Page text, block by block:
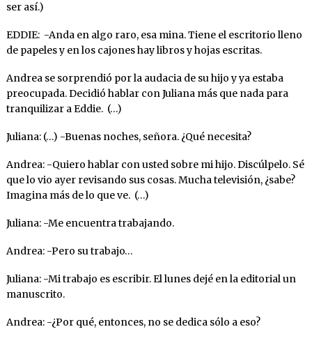
ser así.)
EDDIE: -Anda en algo raro, esa mina. Tiene el escritorio lleno
de papeles y en los cajones hay libros y hojas escritas.
Andrea se sorprendió por la audacia de su hijo y ya estaba
preocupada. Decidió hablar con Juliana más que nada para
tranquilizar a Eddie. (…)
Juliana: (…) -Buenas noches, señora. ¿Qué necesita?
Andrea: -Quiero hablar con usted sobre mi hijo. Discúlpelo. Sé
que lo vio ayer revisando sus cosas. Mucha televisión, ¿sabe?
Imagina más de lo que ve. (…)
Juliana: -Me encuentra trabajando.
Andrea: -Pero su trabajo…
Juliana: -Mi trabajo es escribir. El lunes dejé en la editorial un
manuscrito.
Andrea: -¿Por qué, entonces, no se dedica sólo a eso?